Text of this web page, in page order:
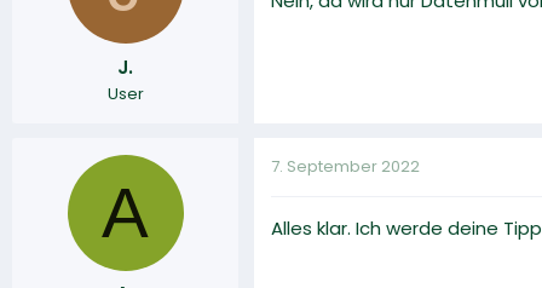
J.
User
A
7. September 2022
Alles klar. Ich werde deine